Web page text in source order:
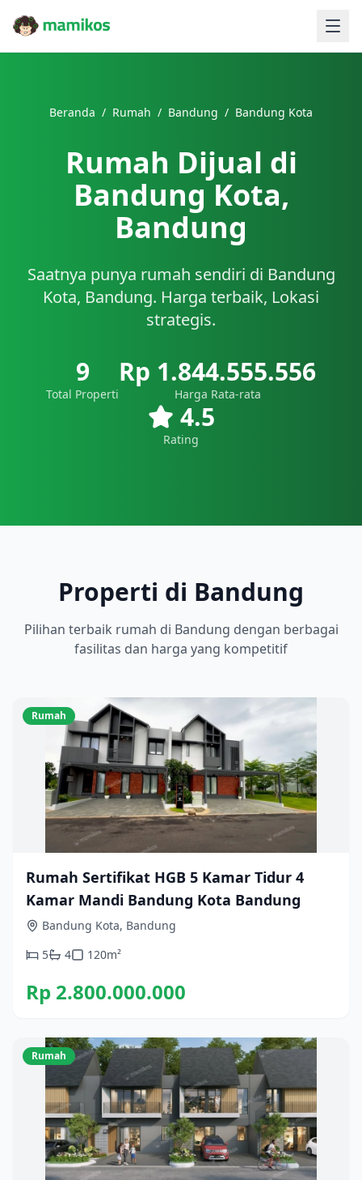
Beranda / Rumah / Bandung / Bandung Kota
Rumah Dijual di
Bandung Kota,
Bandung
Saatnya punya rumah sendiri di Bandung
Kota, Bandung. Harga terbaik, Lokasi
strategis.
9
Total Properti
Rp 1.844.555.556
Harga Rata-rata
4.5
Rating
Properti di Bandung
Pilihan terbaik rumah di Bandung dengan berbagai
fasilitas dan harga yang kompetitif
Rumah
Rumah Sertifikat HGB 5 Kamar Tidur 4
Kamar Mandi Bandung Kota Bandung
Bandung Kota, Bandung
5
4 120m²
Rp 2.800.000.000
Rumah